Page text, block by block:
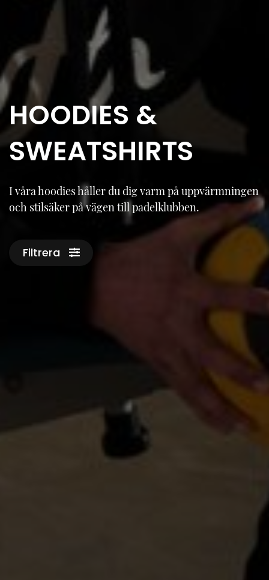
HOODIES &
SWEATSHIRTS
I våra hoodies håller du dig varm på uppvärmningen
och stilsäker på vägen till padelklubben.
Filtrera